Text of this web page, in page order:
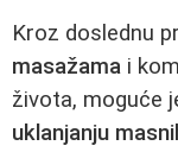
Kroz doslednu
masažama i
života, moguće
uklanjanju